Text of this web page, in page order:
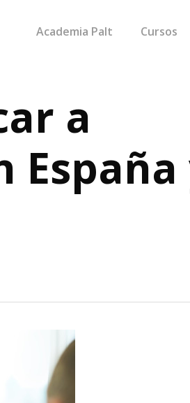
Academia Palt Cursos
Cart
a
España